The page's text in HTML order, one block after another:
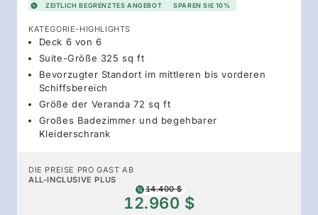
ZEITLICH BEGRENZTES ANGEBOT SPAREN SIE 10%
KATEGORIE-HIGHLIGHTS
Deck 6 von 6
Suite-Größe 325 sq ft
Bevorzugter Standort im mittleren bis vorderen
Schiffsbereich
Größe der Veranda 72 sq ft
Großes Badezimmer und begehbarer
Kleiderschrank
DIE PREISE PRO GAST AB
ALL-INCLUSIVE PLUS
14.400 $
12.960 $